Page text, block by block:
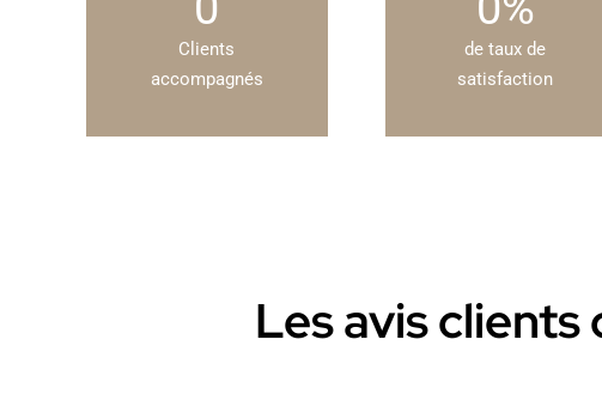
Clients
accompagnés
de taux de
satisfaction
Les avis clients